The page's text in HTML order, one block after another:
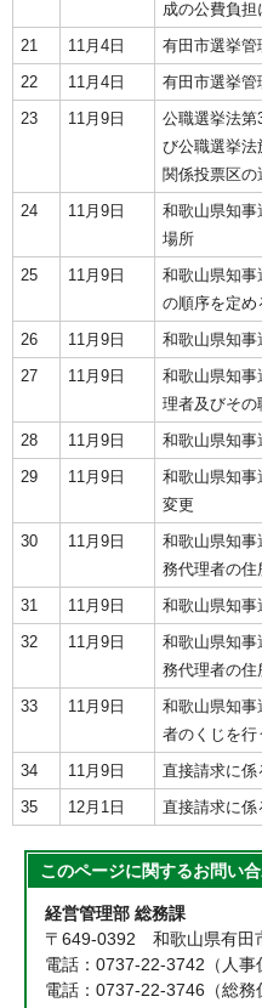
成の公費負
21
11月4日
有田市選挙管
22
11月4日
有田市選挙管
23
11月9日
公職選挙法第
び公職選挙法
関係投票区の
24
11月9日
和歌山県知事
場所
25
11月9日
和歌山県知事
の順序を定め
26
11月9日
和歌山県知事
27
11月9日
和歌山県知事
理者及びその
28
11月9日
和歌山県知事
29
11月9日
和歌山県知事
変更
30
11月9日
和歌山県知事
務代理者の住
31
11月9日
和歌山県知事
32
11月9日
和歌山県知事
務代理者の住
33
11月9日
和歌山県知事
者のくじを行
34
11月9日
直接請求に係
35
12月1日 直接請求に係
このページに関するお問い
経営管理部 総務課
〒649-0392 和歌山県有田
電話：0737-22-3742（人事
電話：0737-22-3746（総務